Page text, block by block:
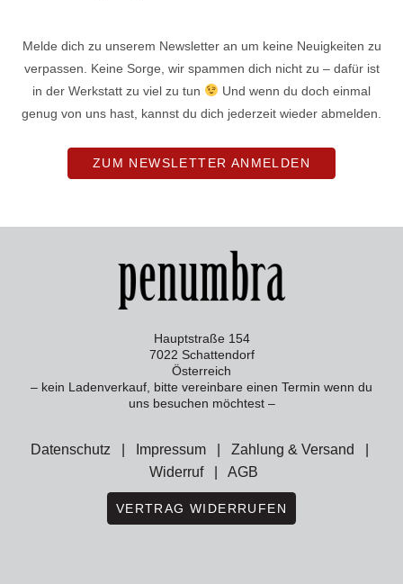
Melde dich zu unserem Newsletter an um keine Neuigkeiten zu
verpassen. Keine Sorge, wir spammen dich nicht zu – dafür ist
in der Werkstatt zu viel zu tun
Und wenn du doch einmal
genug von uns hast, kannst du dich jederzeit wieder abmelden.
ZUM NEWSLETTER ANMELDEN
Hauptstraße 154
7022 Schattendorf
Österreich
– kein Ladenverkauf, bitte vereinbare einen Termin wenn du
uns besuchen möchtest –
Datenschutz Impressum Zahlung & Versand
Widerruf| AGB
VERTRAG WIDERRUFEN